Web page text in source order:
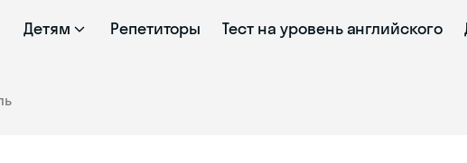
Детям Репетиторы Тест на уровень английского